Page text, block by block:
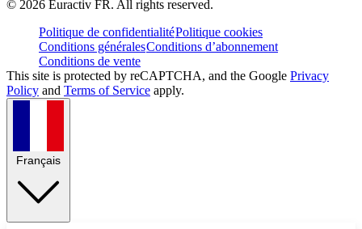
© 2026 Euractiv FR. All rights reserved.
Politique de confidentialitéPolitique cookies
Conditions généralesConditions d’abonnement
Conditions de vente
This site is protected by reCAPTCHA, and the Google Privacy
Policy and Terms of Service apply.
Français